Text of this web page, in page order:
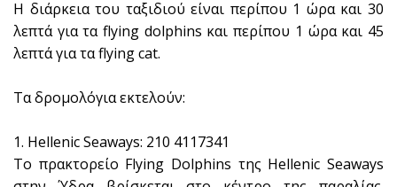
Η διάρκεια του ταξιδιού είναι περίπου 1 ώρα και 30
λεπτά για τα flying dolphins και περίπου 1 ώρα και 45
λεπτά για τα flying cat.
Τα δρομολόγια εκτελούν:
1. Hellenic Seaways: 210 4117341
Το πρακτορείο Flying Dolphins της Hellenic Seaways